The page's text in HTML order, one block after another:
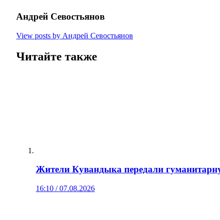
Андрей Севостьянов
View posts by Андрей Севостьянов
Читайте также
Жители Кувандыка передали
16:10 / 07.08.2026